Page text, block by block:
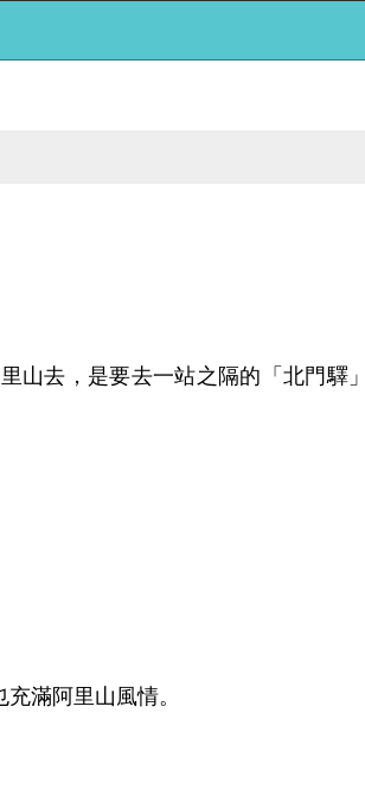
山去，是要去一站之隔的「北門驛
滿阿里山風情。